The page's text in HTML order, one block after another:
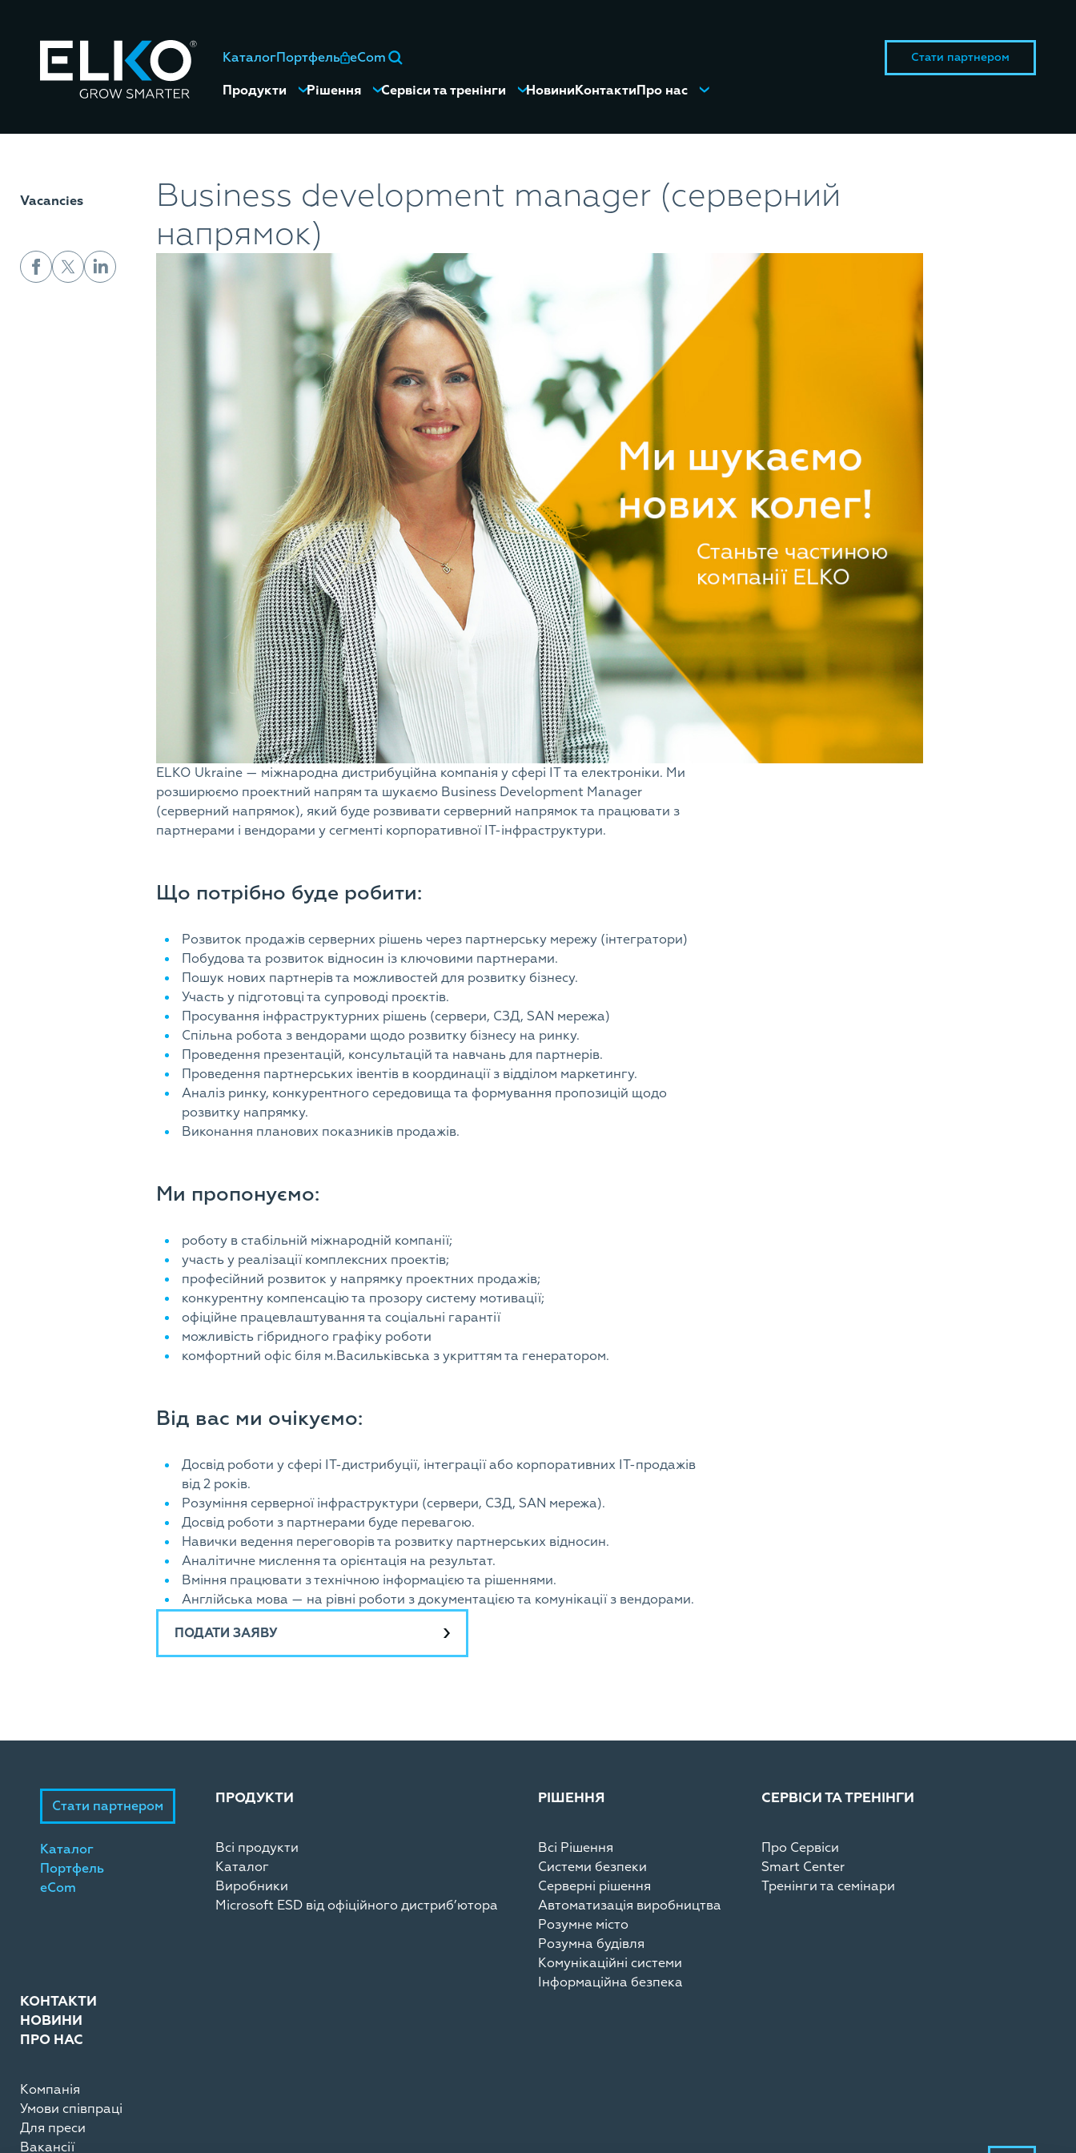
КаталогПортфель eCom Стати партнером
Продукти Рішення Сервіси та тренінги НовиниКонтактиПро нас
Vacancies
Business development manager (серверний
напрямок)
ELKO Ukraine — міжнародна дистрибуційна компанія у сфері IT та електроніки. Ми
розширюємо проектний напрям та шукаємо Business Development Manager
(серверний напрямок), який буде розвивати серверний напрямок та працювати з
партнерами і вендорами у сегменті корпоративної ІТ-інфраструктури.
Що потрібно буде робити:
Розвиток продажів серверних рішень через партнерську мережу (інтегратори)
Побудова та розвиток відносин із ключовими партнерами.
Пошук нових партнерів та можливостей для розвитку бізнесу.
Участь у підготовці та супроводі проєктів.
Просування інфраструктурних рішень (сервери, СЗД, SAN мережа)
Спільна робота з вендорами щодо розвитку бізнесу на ринку.
Проведення презентацій, консультацій та навчань для партнерів.
Проведення партнерських івентів в координації з відділом маркетингу.
Аналіз ринку, конкурентного середовища та формування пропозицій щодо
розвитку напрямку.
Виконання планових показників продажів.
Ми пропонуємо:
роботу в стабільній міжнародній компанії;
участь у реалізації комплексних проектів;
професійний розвиток у напрямку проектних продажів;
конкурентну компенсацію та прозору систему мотивації;
офіційне працевлаштування та соціальні гарантії
можливість гібридного графіку роботи
комфортний офіс біля м.Васильківська з укриттям та генератором.
Від вас ми очікуємо:
Досвід роботи у сфері ІТ-дистрибуції, інтеграції або корпоративних ІТ-продажів
від 2 років.
Розуміння серверної інфраструктури (сервери, СЗД, SAN мережа).
Досвід роботи з партнерами буде перевагою.
Навички ведення переговорів та розвитку партнерських відносин.
Аналітичне мислення та орієнтація на результат.
Вміння працювати з технічною інформацією та рішеннями.
Англійська мова — на рівні роботи з документацією та комунікації з вендорами.
ПОДАТИ ЗАЯВУ
Стати партнером
Каталог
Портфель
eCom
ПРОДУКТИ
Всі продукти
Каталог
Виробники
Microsoft ESD від офіційного дистриб’ютора
РІШЕННЯ
Всі Рішення
Системи безпеки
Серверні рішення
Автоматизація виробництва
Розумне місто
Розумна будівля
Комунікаційні системи
Інформаційна безпека
СЕРВІСИ ТА ТРЕНІНГИ
Про Сервіси
Smart Center
Тренінги та семінари
КОНТАКТИ
НОВИНИ
ПРО НАС
Компанія
Умови співпраці
Для преси
Вакансії